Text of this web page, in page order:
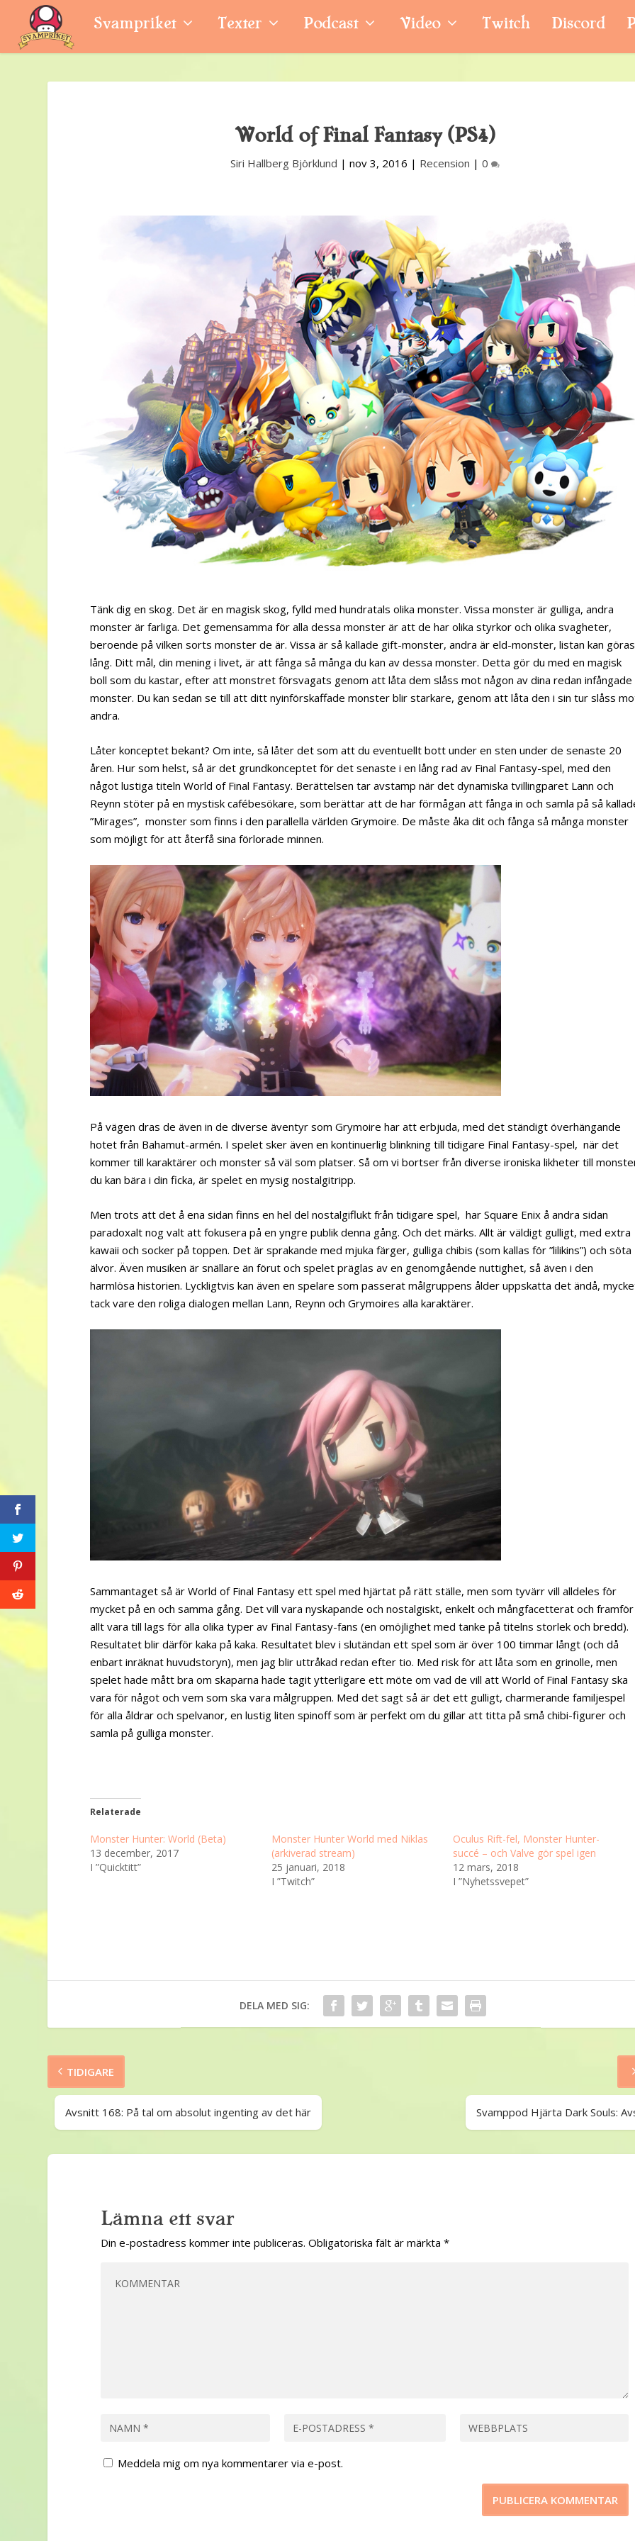
Svampriket Texter Podcast Video Twitch Discord
World of Final Fantasy (PS4)
Siri Hallberg Björklund | nov 3, 2016 | Recension | 0
Tänk dig en skog. Det är en magisk skog, fylld med hundratals olika monster. Vissa monster är gulliga, andra
monster är farliga. Det gemensamma för alla dessa monster är att de har olika styrkor och olika svagheter,
beroende på vilken sorts monster de är. Vissa är så kallade gift-monster, andra är eld-monster, listan kan göras
lång. Ditt mål, din mening i livet, är att fånga så många du kan av dessa monster. Detta gör du med en magisk
boll som du kastar, efter att monstret försvagats genom att låta dem slåss mot någon av dina redan infångade
monster. Du kan sedan se till att ditt nyinförskaffade monster blir starkare, genom att låta den i sin tur slåss
andra.
Låter konceptet bekant? Om inte, så låter det som att du eventuellt bott under en sten under de senaste 20
åren. Hur som helst, så är det grundkonceptet för det senaste i en lång rad av Final Fantasy-spel, med den
något lustiga titeln World of Final Fantasy. Berättelsen tar avstamp när det dynamiska tvillingparet Lann och
Reynn stöter på en mystisk cafébesökare, som berättar att de har förmågan att fånga in och samla på så
”Mirages”, monster som finns i den parallella världen Grymoire. De måste åka dit och fånga så många monster
som möjligt för att återfå sina förlorade minnen.
På vägen dras de även in de diverse äventyr som Grymoire har att erbjuda, med det ständigt överhängande
hotet från Bahamut-armén. I spelet sker även en kontinuerlig blinkning till tidigare Final Fantasy-spel, när det
kommer till karaktärer och monster så väl som platser. Så om vi bortser från diverse ironiska likheter till
du kan bära i din ficka, är spelet en mysig nostalgitripp.
Men trots att det å ena sidan finns en hel del nostalgiflukt från tidigare spel, har Square Enix å andra sidan
paradoxalt nog valt att fokusera på en yngre publik denna gång. Och det märks. Allt är väldigt gulligt, med extra
kawaii och socker på toppen. Det är sprakande med mjuka färger, gulliga chibis (som kallas för ”lilikins”) och söta
älvor. Även musiken är snällare än förut och spelet präglas av en genomgående nuttighet, så även i den
harmlösa historien. Lyckligtvis kan även en spelare som passerat målgruppens ålder uppskatta det ändå,
tack vare den roliga dialogen mellan Lann, Reynn och Grymoires alla karaktärer.
Sammantaget så är World of Final Fantasy ett spel med hjärtat på rätt ställe, men som tyvärr vill alldeles för
mycket på en och samma gång. Det vill vara nyskapande och nostalgiskt, enkelt och mångfacetterat och framför
allt vara till lags för alla olika typer av Final Fantasy-fans (en omöjlighet med tanke på titelns storlek och bredd).
Resultatet blir därför kaka på kaka. Resultatet blev i slutändan ett spel som är över 100 timmar långt (och då
enbart inräknat huvudstoryn), men jag blir uttråkad redan efter tio. Med risk för att låta som en grinolle, men
spelet hade mått bra om skaparna hade tagit ytterligare ett möte om vad de vill att World of Final Fantasy ska
vara för något och vem som ska vara målgruppen. Med det sagt så är det ett gulligt, charmerande familjespel
för alla åldrar och spelvanor, en lustig liten spinoff som är perfekt om du gillar att titta på små chibi-figurer och
samla på gulliga monster.
Relaterade
Monster Hunter: World (Beta)
13 december, 2017
I ”Quicktitt”
Monster Hunter World med Niklas
(arkiverad stream)
25 januari, 2018
I ”Twitch”
Oculus Rift-fel, Monster Hunter-
succé – och Valve gör spel igen
12 mars, 2018
I ”Nyhetssvepet”
DELA MED SIG:
TIDIGARE
Avsnitt 168: På tal om absolut ingenting av det här Svamppod Hjärta Dark Souls:
Lämna ett svar
Din e-postadress kommer inte publiceras. Obligatoriska fält är märkta*
Meddela mig om nya kommentarer via e-post.